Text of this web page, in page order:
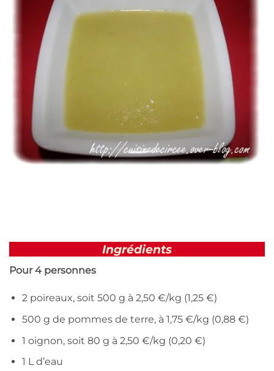
Ingrédients
Pour 4 personnes
2 poireaux, soit 500 g à 2,50 €/kg (1,25 €)
500 g de pommes de terre, à 1,75 €/kg (0,88 €)
1 oignon, soit 80 g à 2,50 €/kg (0,20 €)
1 L d’eau